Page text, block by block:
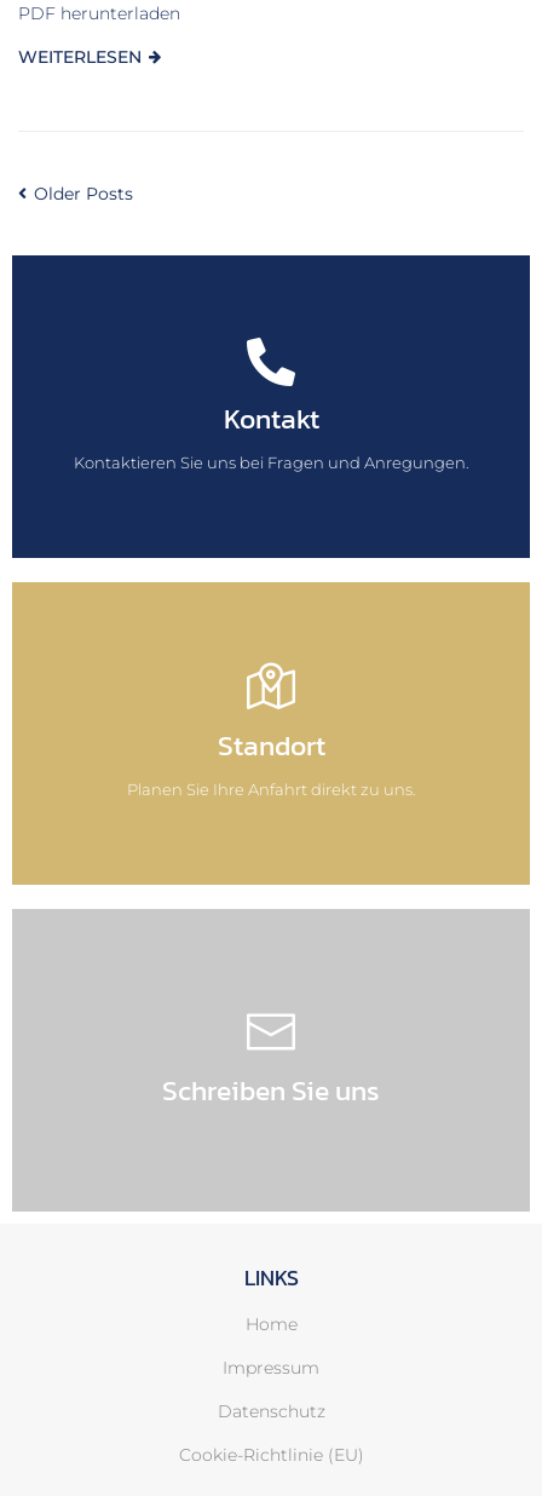
PDF herunterladen
WEITERLESEN
Older Posts
Kontakt
Kontaktieren Sie uns bei Fragen und Anregungen.
Telefon
Standort
Planen Sie Ihre Anfahrt direkt zu uns.
Planen Sie Ihre Route
hier entlang
Schreiben Sie uns
Kontaktieren Sie uns per Mail
Direkt anschreiben
LINKS
Home
Impressum
Datenschutz
Cookie-Richtlinie (EU)